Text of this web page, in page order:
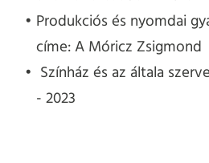
Produkciós és nyomdai
címe: A Móricz Zsigmond
Színház és az általa
- 2023